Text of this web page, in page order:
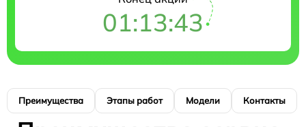
01:13:42
Преимущества Этапы работ Модели Контакты